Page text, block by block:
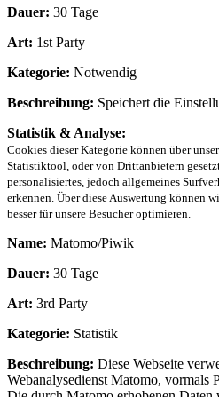
Dauer: 30 Tage
Art: 1st Party
Kategorie: Notwendig
Beschreibung: Speichert die
Statistik & Analyse:
Cookies dieser Kategorie können über
Statistiktool, oder von Drittanbietern
personalisiertes, jedoch allgemeines
erkennen. Über diese Auswertung können
besser für unsere Besucher optimieren.
Name: Matomo/Piwik
Dauer: 30 Tage
Art: 3rd Party
Kategorie: Statistik
Beschreibung: Diese Webseite
Webanalysedienst Matomo, vormals